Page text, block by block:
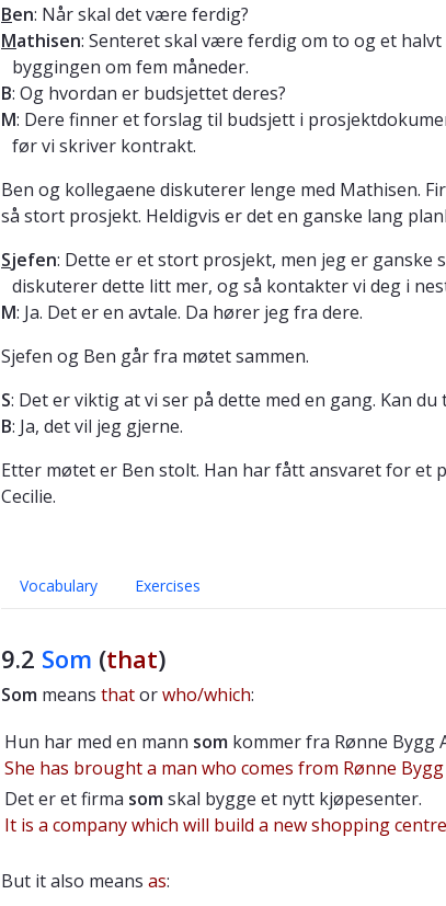
Ben: Når skal det være ferdig?
Mathisen: Senteret skal være ferdig om to og et
byggingen om fem måneder.
B: Og hvordan er budsjettet deres?
M: Dere finner et forslag til budsjett i
før vi skriver kontrakt.
Ben og kollegaene diskuterer lenge med Mathisen.
så stort prosjekt. Heldigvis er det en ganske lang
Sjefen: Dette er et stort prosjekt, men jeg er ganske
diskuterer dette litt mer, og så kontakter vi deg i
M: Ja. Det er en avtale. Da hører jeg fra dere.
Sjefen og Ben går fra møtet sammen.
S: Det er viktig at vi ser på dette med en gang. Kan
B: Ja, det vil jeg gjerne.
Etter møtet er Ben stolt. Han har fått ansvaret for et
Cecilie.
Vocabulary Exercises
9.2 Som (that)
Som means thatorwho/which:
Hun har med en mann som kommer fra Rønne Bygg
She has brought a man who comes from Rønne Bygg
Det er et firma somskal bygge et nytt kjøpesenter.
It is a company which will build a new shopping
But it also means as: